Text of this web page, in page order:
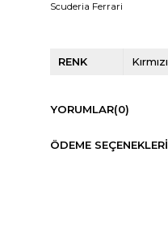
Scuderia Ferrari
RENK Kırmızı
YORUMLAR(0)
ÖDEME SEÇENEKLERI